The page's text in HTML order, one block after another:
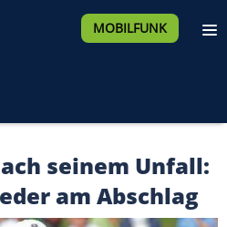
MOBILFUNK
seinem Unfall:
am Abschlag